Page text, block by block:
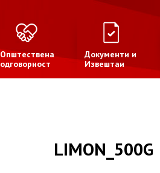
Општествена
одговорност
Документи и
Извештаи
LIMON_500G